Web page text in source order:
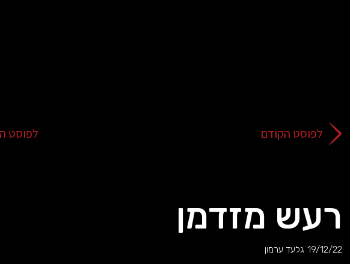
לפוסט הקודם לפוסט
רעש מזדמן
19/12/22 גלעד ערמון